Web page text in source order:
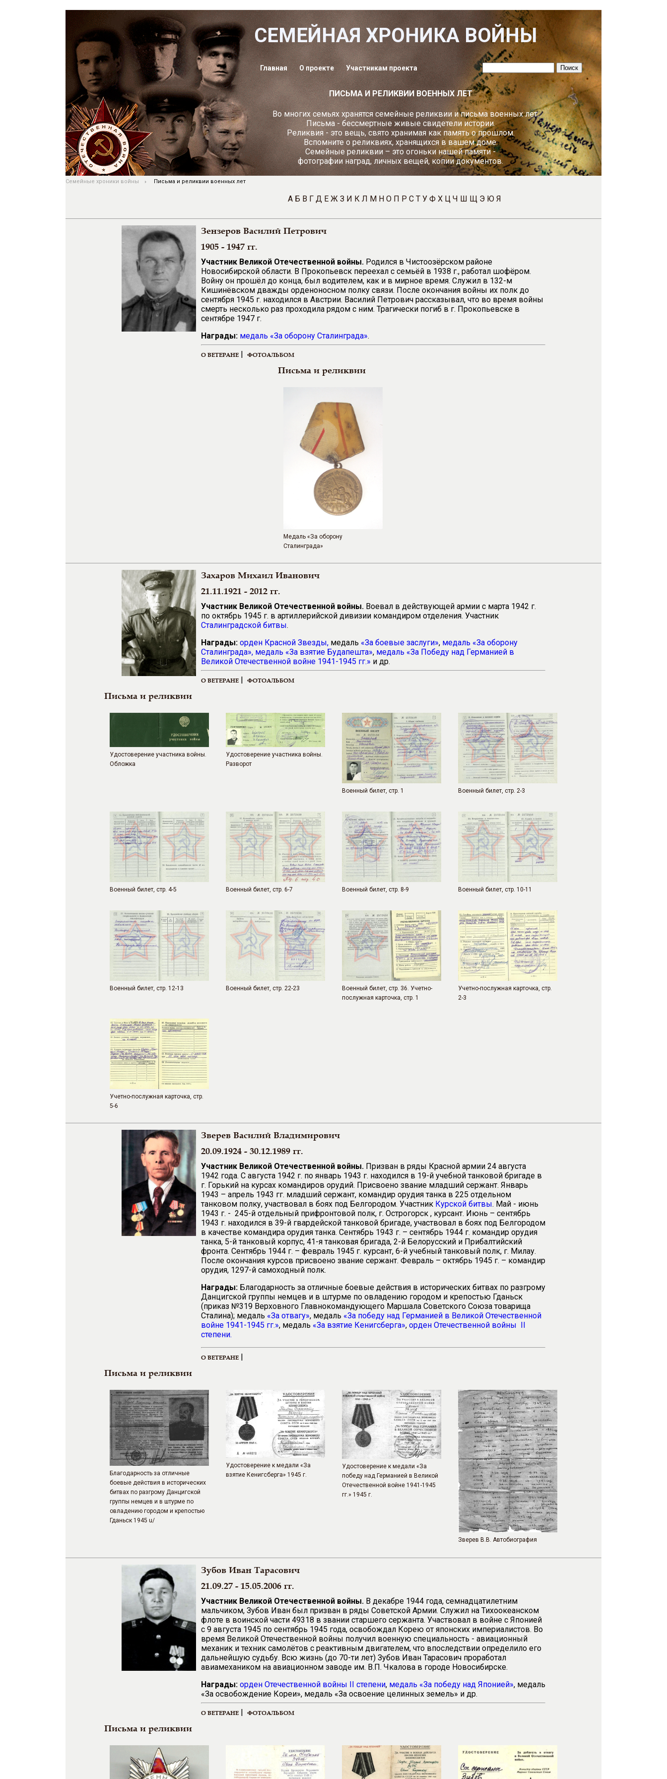
СЕМЕЙНАЯ ХРОНИКА ВОЙНЫ
Главная О проекте Участникам проекта
ПИСЬМА И РЕЛИКВИИ ВОЕННЫХ ЛЕТ
Во многих семьях хранятся семейные реликвии и письма военных лет.
Письма - бессмертные живые свидетели истории.
Реликвия - это вещь, свято хранимая как память о прошлом.
Вспомните о реликвиях, хранящихся в вашем доме.
Семейные реликвии – это огоньки нашей памяти -
фотографии наград, личных вещей, копии документов.
Семейные хроники войны Письма и реликвии военных лет
А Б В Г Д Е Ж З И К Л М Н О П Р С Т У Ф Х Ц Ч Ш Щ Э Ю Я
Зензеров Василий Петрович
1905 - 1947 гг.
Участник Великой Отечественной войны. Родился в Чистоозёрском районе
Новосибирской области. В Прокопьевск переехал с семьёй в 1938 г., работал шофёром.
Войну он прошёл до конца, был водителем, как и в мирное время. Служил в 132-м
Кишинёвском дважды орденоносном полку связи. После окончания войны их полк до
сентября 1945 г. находился в Австрии. Василий Петрович рассказывал, что во время войны
смерть несколько раз проходила рядом с ним. Трагически погиб в г. Прокопьевске в
сентябре 1947 г.
Награды: медаль «За оборону Сталинграда».
О ВЕТЕРАНЕ | ФОТОАЛЬБОМ
Письма и реликвии
Медаль «За оборону
Сталинграда»
Захаров Михаил Иванович
21.11.1921 - 2012 гг.
Участник Великой Отечественной войны. Воевал в действующей армии с марта 1942 г.
по октябрь 1945 г. в артиллерийской дивизии командиром отделения. Участник
Сталинградской битвы.
Награды: орден Красной Звезды, медаль «За боевые заслуги», медаль «За оборону
Сталинграда», медаль «За взятие Будапешта», медаль «За Победу над Германией в
Великой Отечественной войне 1941-1945 гг.» и др.
О ВЕТЕРАНЕ | ФОТОАЛЬБОМ
Письма и реликвии
Удостоверение участника войны.
Обложка
Удостоверение участника войны.
Разворот
Военный билет, стр. 1 Военный билет, стр. 2-3
Военный билет, стр. 4-5 Военный билет, стр. 6-7 Военный билет, стр. 8-9 Военный билет, стр. 10-11
Военный билет, стр. 12-13 Военный билет, стр. 22-23
Военный билет, стр. 36. Учетно-
послужная карточка, стр. 1
Учетно-послужная карточка, стр.
2-3
Учетно-послужная карточка, стр.
5-6
Зверев Василий Владимирович
20.09.1924 - 30.12.1989 гг.
Участник Великой Отечественной войны. Призван в ряды Красной армии 24 августа
1942 года. С августа 1942 г. по январь 1943 г. находился в 19-й учебной танковой бригаде в
г. Горький на курсах командиров орудий. Присвоено звание младший сержант. Январь
1943 – апрель 1943 гг. младший сержант, командир орудия танка в 225 отдельном
танковом полку, участвовал в боях под Белгородом. Участник Курской битвы. Май - июнь
1943 г. - 245-й отдельный прифронтовой полк, г. Острогорск , курсант. Июнь – сентябрь
1943 г. находился в 39-й гвардейской танковой бригаде, участвовал в боях под Белгородом
в качестве командира орудия танка. Сентябрь 1943 г. – сентябрь 1944 г. командир орудия
танка, 5-й танковый корпус, 41-я танковая бригада, 2-й Белорусский и Прибалтийский
фронта. Сентябрь 1944 г. – февраль 1945 г. курсант, 6-й учебный танковый полк, г. Милау.
После окончания курсов присвоено звание сержант. Февраль – октябрь 1945 г. – командир
орудия, 1297-й самоходный полк.
Награды: Благодарность за отличные боевые действия в исторических битвах по разгрому
Данцигской группы немцев и в штурме по овладению городом и крепостью Гданьск
(приказ №319 Верховного Главнокомандующего Маршала Советского Союза товарища
Сталина); медаль «За отвагу», медаль «За победу над Германией в Великой Отечественной
войне 1941-1945 гг.», медаль «За взятие Кенигсберга», орден Отечественной войны II
степени.
О ВЕТЕРАНЕ |
Письма и реликвии
Благодарность за отличные
боевые действия в исторических
битвах по разгрому Данцигской
группы немцев и в штурме по
овладению городом и крепостью
Гданьск 1945 u/
Удостоверение к медали «За
взятие Кенигсберга» 1945 г.
Удостоверение к медали «За
победу над Германией в Великой
Отечественной войне 1941-1945
гг.» 1945 г.
Зверев В.В. Автобиография
Зубов Иван Тарасович
21.09.27 - 15.05.2006 гг.
Участник Великой Отечественной войны. В декабре 1944 года, семнадцатилетним
мальчиком, Зубов Иван был призван в ряды Советской Армии. Служил на Тихоокеанском
флоте в воинской части 49318 в звании старшего сержанта. Участвовал в войне с Японией
с 9 августа 1945 по сентябрь 1945 года, освобождал Корею от японских империалистов. Во
время Великой Отечественной войны получил военную специальность - авиационный
механик и техник самолётов с реактивным двигателем, что впоследствии определило его
дальнейшую судьбу. Всю жизнь (до 70-ти лет) Зубов Иван Тарасович проработал
авиамехаником на авиационном заводе им. В.П. Чкалова в городе Новосибирске.
Награды: орден Отечественной войны II степени, медаль «За победу над Японией», медаль
«За освобождение Кореи», медаль «За освоение целинных земель» и др.
О ВЕТЕРАНЕ | ФОТОАЛЬБОМ
Письма и реликвии